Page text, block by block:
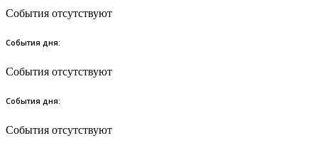
События отсутствуют
События дня:
События отсутствуют
События дня:
События отсутствуют